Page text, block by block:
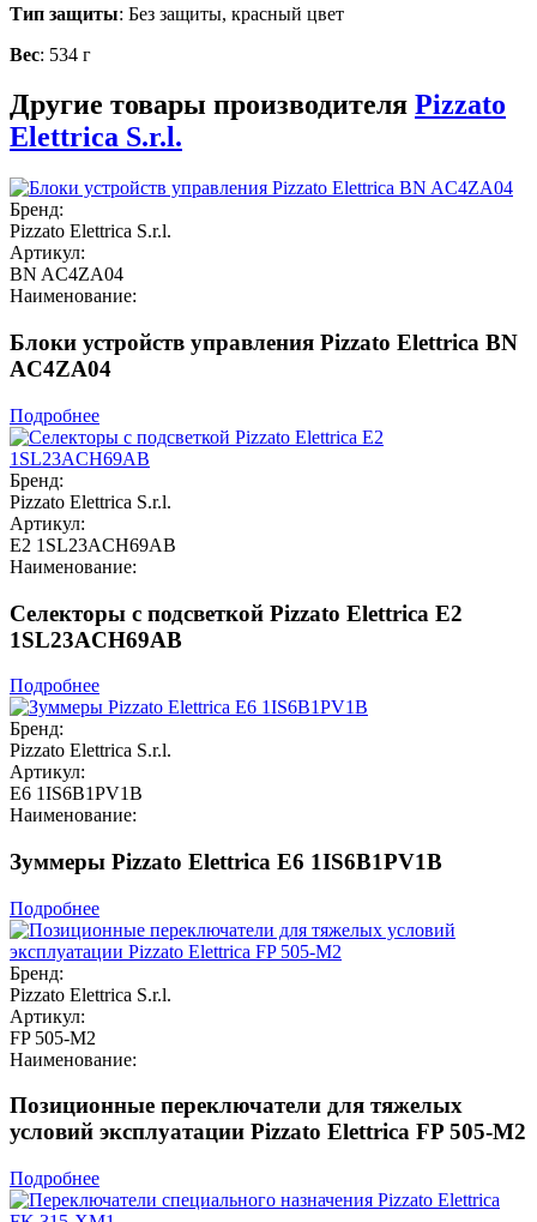
Тип защиты: Без защиты, красный цвет
Вес: 534 г
Другие товары производителя Pizzato
Elettrica S.r.l.
Бренд:
Pizzato Elettrica S.r.l.
Артикул:
BN AC4ZA04
Наименование:
Блоки устройств управления Pizzato Elettrica BN
AC4ZA04
Подробнее
Бренд:
Pizzato Elettrica S.r.l.
Артикул:
E2 1SL23ACH69AB
Наименование:
Селекторы с подсветкой Pizzato Elettrica E2
1SL23ACH69AB
Подробнее
Бренд:
Pizzato Elettrica S.r.l.
Артикул:
E6 1IS6B1PV1B
Наименование:
Зуммеры Pizzato Elettrica E6 1IS6B1PV1B
Подробнее
Бренд:
Pizzato Elettrica S.r.l.
Артикул:
FP 505-M2
Наименование:
Позиционные переключатели для тяжелых
условий эксплуатации Pizzato Elettrica FP 505-M2
Подробнее